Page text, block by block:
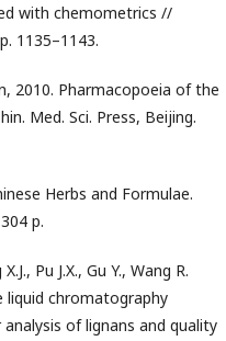
with chemometrics //
1135–1143.
2010. Pharmacopoeia of the
Med. Sci. Press, Beijing.
Herbs and Formulae.
p.
Pu J.X., Gu Y., Wang R.
chromatography
of lignans and quality